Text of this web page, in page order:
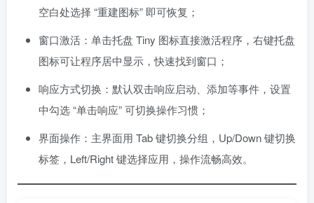
空白处选择 “重建图标” 即可恢复；
窗口激活：单击托盘 Tiny 图标直接激活程序，右键托盘
图标可让程序居中显示，快速找到窗口；
响应方式切换：默认双击响应启动、添加等事件，设置
中勾选 “单击响应” 可切换操作习惯；
界面操作：主界面用 Tab 键切换分组，Up/Down 键切换
标签，Left/Right 键选择应用，操作流畅高效。